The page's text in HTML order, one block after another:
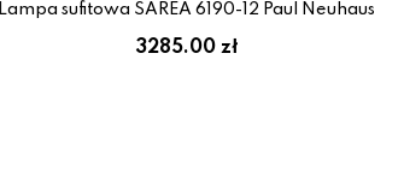
Lampa sufitowa SAREA 6190-12 Paul Neuhaus
3285.00 zł